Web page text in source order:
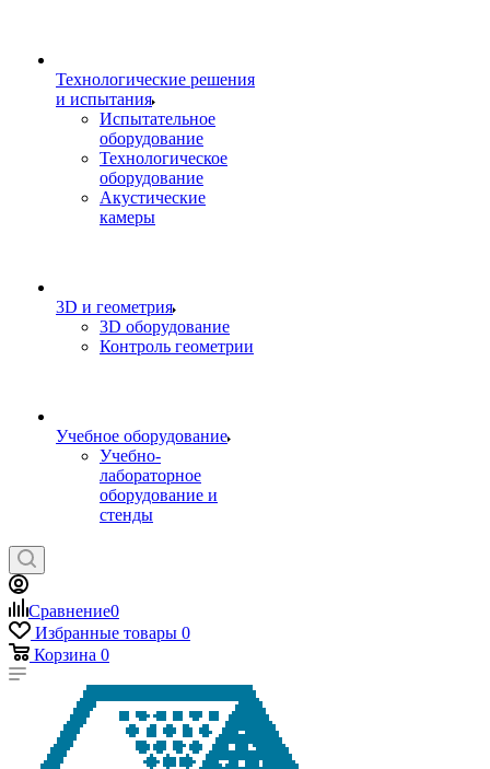
Технологические решения
и испытания
Испытательное
оборудование
Технологическое
оборудование
Акустические
камеры
3D и геометрия
3D оборудование
Контроль геометрии
Учебное оборудование
Учебно-
лабораторное
оборудование и
стенды
Сравнение0
Избранные товары 0
Корзина 0